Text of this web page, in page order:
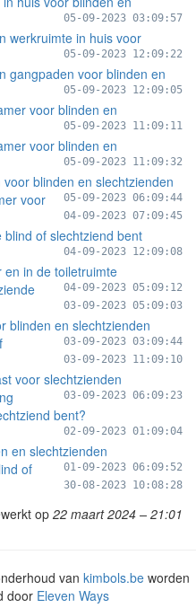
05-09-2023 03:09:57
werkruimte in huis voor
05-09-2023 12:09:22
gangpaden voor blinden en
05-09-2023 12:09:05
voor blinden en
05-09-2023 11:09:11
voor blinden en
05-09-2023 11:09:32
blinden en slechtzienden
05-09-2023 06:09:44
voor
04-09-2023 07:09:45
of slechtziend bent
04-09-2023 12:09:08
in de toiletruimte
04-09-2023 05:09:12
03-09-2023 05:09:03
blinden en slechtzienden
03-09-2023 03:09:44
03-09-2023 11:09:10
voor slechtzienden
03-09-2023 06:09:23
bent?
02-09-2023 01:09:04
en slechtzienden
01-09-2023 06:09:52
of
30-08-2023 10:08:28
op22 maart 2024 – 21:01
van kimbols.beworden
door Eleven Ways